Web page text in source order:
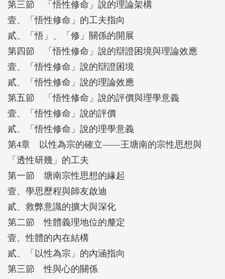
第三節 「悟性修命」說的理論架構
壹、「悟性修命」的工夫指向
貳、「悟」、「修」關係的開展
第四節 「悟性修命」說的辯證困境與理論效應
壹、「悟性修命」說的辯證困境
貳、「悟性修命」說的理論效應
第五節 「悟性修命」說的評價與理學意義
壹、「悟性修命」說的評價
貳、「悟性修命」說的理學意義
第4章 以性為宗的確立——王塘南的宗性思想與
「透性研幾」的工夫
第一節 塘南宗性思想的緣起
壹、學思歷程與師友啟迪
貳、救弊意識的擴大與深化
第二節 性體義理地位的釐定
壹、性體的內在結構
貳、「以性為宗」的內涵指向
第三節 性與心的關係